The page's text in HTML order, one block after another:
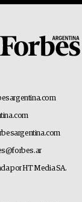
por HT Media SA.